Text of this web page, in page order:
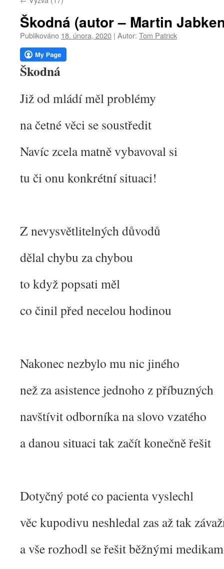
webu
Škodná (autor – Martin
Publikováno 18. února, 2020 | Autor: Tom Patrick
Škodná
Již od mládí měl problémy
na četné věci se soustředit
Navíc zcela matně vybavoval si
tu či onu konkrétní situaci!
Z nevysvětlitelných důvodů
dělal chybu za chybou
to když popsati měl
co činil před necelou hodinou
Nakonec nezbylo mu nic jiného
než za asistence jednoho z příbuzných
navštívit odborníka na slovo vzatého
a danou situaci tak začít konečně řešit
Dotyčný poté co pacienta vyslechl
věc kupodivu neshledal zas až tak
a vše rozhodl se řešit běžnými